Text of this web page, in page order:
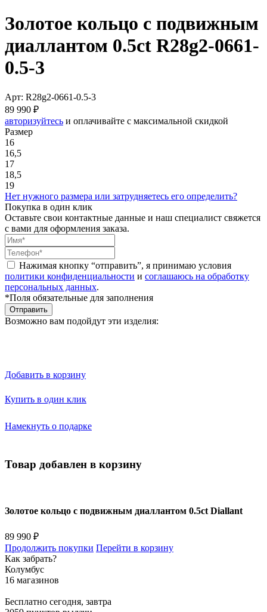
Золотое кольцо с подвижным
диаллантом 0.5ct R28g2-0661-
0.5-3
Арт: R28g2-0661-0.5-3
89 990 ₽
авторизуйтесь и оплачивайте с максимальной скидкой
Размер
16
16,5
17
18,5
19
Нет нужного размера или затрудняетесь его определить?
Покупка в один клик
Оставьте свои контактные данные и наш специалист свяжется
с вами для оформления заказа.
Нажимая кнопку “отправить”, я принимаю условия
политики конфиденциальности и соглашаюсь на обработку
персональных данных.
*Поля обязательные для заполнения
Отправить
Возможно вам подойдут эти изделия:
Добавить в корзину
Купить в один клик
Намекнуть о подарке
Товар добавлен в корзину
Золотое кольцо с подвижным диаллантом 0.5ct Diallant
89 990 ₽
Продолжить покупки Перейти в корзину
Как забрать?
Колумбус
16 магазинов
Бесплатно сегодня, завтра